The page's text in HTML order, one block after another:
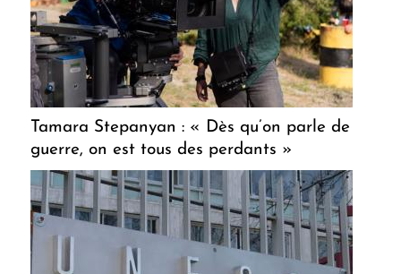
Tamara Stepanyan : « Dès qu’on parle de
guerre, on est tous des perdants »